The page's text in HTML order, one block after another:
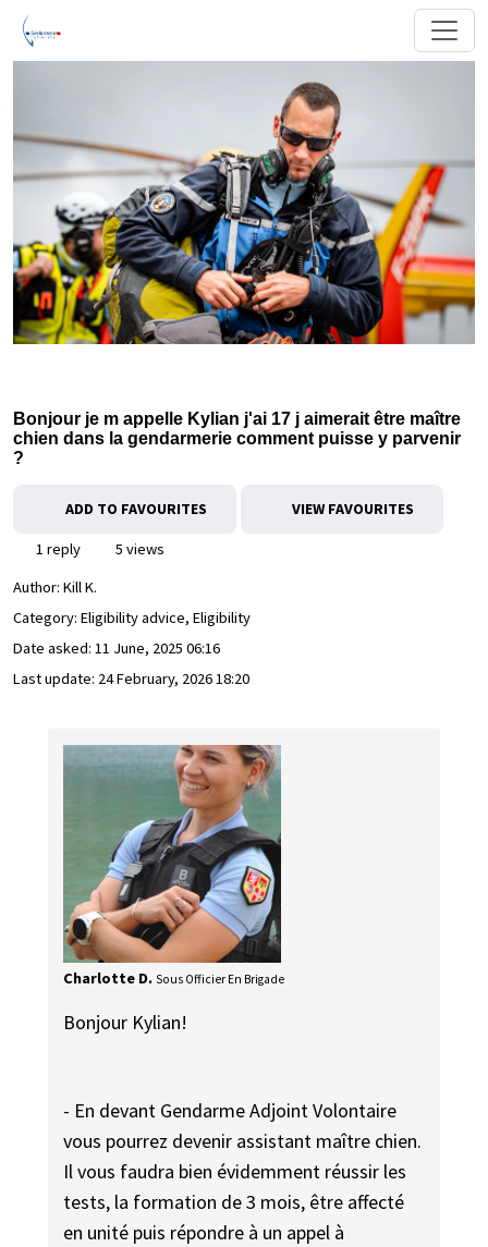
Bonjour je m appelle Kylian j'ai 17 j aimerait être maître
chien dans la gendarmerie comment puisse y parvenir
?
ADD TO FAVOURITES VIEW FAVOURITES
1 reply
5 views
Author: Kill K.
Category: Eligibility advice, Eligibility
Date asked: 11 June, 2025 06:16
Last update: 24 February, 2026 18:20
Charlotte D. Sous Officier En Brigade
Bonjour Kylian!
- En devant Gendarme Adjoint Volontaire
vous pourrez devenir assistant maître chien.
Il vous faudra bien évidemment réussir les
tests, la formation de 3 mois, être affecté
en unité puis répondre à un appel à